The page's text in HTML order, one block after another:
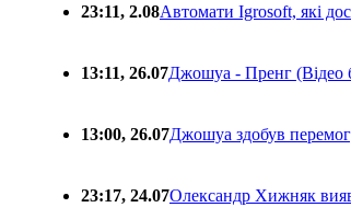
23:11, 2.08Автомати Igrosoft, які
13:11, 26.07Джошуа - Пренг (Відео
13:00, 26.07Джошуа здобув
23:17, 24.07Олександр Хижняк